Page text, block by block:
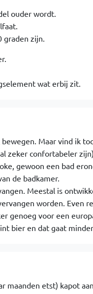
ouder wordt.
graden zijn.
wat erbij zit.
Maar vind ik
zeker confortabeler
gewoon een bad
de badkamer.
Meestal is
worden. Even
genoeg voor een
bier en dat gaat
maanden etst) kapot